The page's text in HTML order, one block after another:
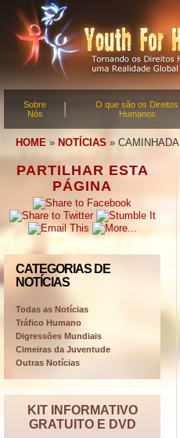
Sobre
Nós
O que são os Direitos
Humanos
HOME » NOTÍCIAS »
PARTILHAR ESTA
PÁGINA
CATEGORIAS DE
NOTÍCIAS
Todas as Notícias
Tráfico Humano
Digressões Mundiais
Cimeiras da Juventude
Outras Notícias
KIT INFORMATIVO
GRATUITO E DVD